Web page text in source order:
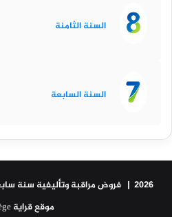
السنة الثامنة
السنة السابعة
2026 | فروض مراقبة وتأليفية سنة سابعة ثامنة وتاسعة أساسي |
موقع قراية Collège